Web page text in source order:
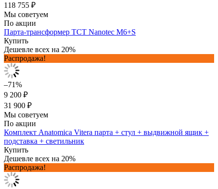
118 755 ₽
Мы советуем
По акции
Парта-трансформер TCT Nanotec M6+S
Купить
Дешевле всех на 20%
Распродажа!
–71%
9 200 ₽
31 900 ₽
Мы советуем
По акции
Комплект Anatomica Vitera парта + стул + выдвижной ящик +
подставка + светильник
Купить
Дешевле всех на 20%
Распродажа!